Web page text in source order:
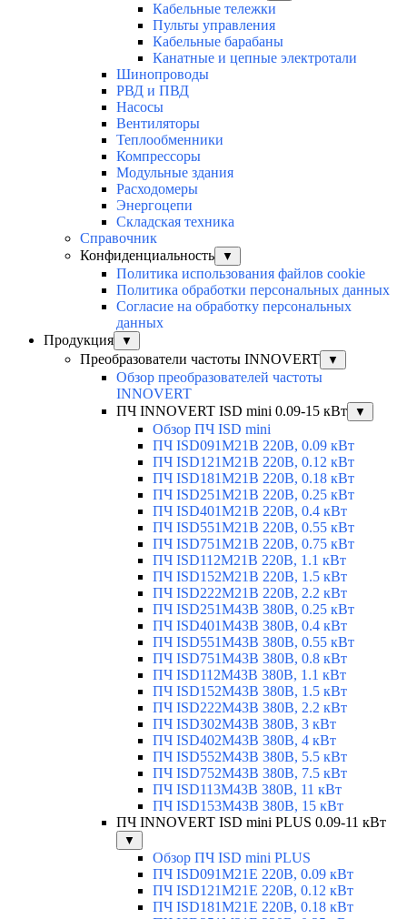
Кабельные тележки
Пульты управления
Кабельные барабаны
Канатные и цепные электротали
Шинопроводы
РВД и ПВД
Насосы
Вентиляторы
Теплообменники
Компрессоры
Модульные здания
Расходомеры
Энергоцепи
Складская техника
Справочник
Конфиденциальность
▼
Политика использования файлов cookie
Политика обработки персональных данных
Согласие на обработку персональных
данных
Продукция
▼
Преобразователи частоты INNOVERT ▼
Обзор преобразователей частоты
INNOVERT
ПЧ INNOVERT ISD mini 0.09-15 кВт
▼
Обзор ПЧ ISD mini
ПЧ ISD091M21B 220В, 0.09 кВт
ПЧ ISD121M21B 220В, 0.12 кВт
ПЧ ISD181M21B 220В, 0.18 кВт
ПЧ ISD251M21B 220В, 0.25 кВт
ПЧ ISD401M21B 220В, 0.4 кВт
ПЧ ISD551M21B 220В, 0.55 кВт
ПЧ ISD751M21B 220В, 0.75 кВт
ПЧ ISD112M21B 220В, 1.1 кВт
ПЧ ISD152M21B 220В, 1.5 кВт
ПЧ ISD222M21B 220В, 2.2 кВт
ПЧ ISD251M43B 380В, 0.25 кВт
ПЧ ISD401M43B 380В, 0.4 кВт
ПЧ ISD551M43B 380В, 0.55 кВт
ПЧ ISD751M43B 380В, 0.8 кВт
ПЧ ISD112M43B 380В, 1.1 кВт
ПЧ ISD152M43B 380В, 1.5 кВт
ПЧ ISD222M43B 380В, 2.2 кВт
ПЧ ISD302M43B 380В, 3 кВт
ПЧ ISD402M43B 380В, 4 кВт
ПЧ ISD552M43B 380В, 5.5 кВт
ПЧ ISD752M43B 380В, 7.5 кВт
ПЧ ISD113M43B 380В, 11 кВт
ПЧ ISD153M43B 380В, 15 кВт
ПЧ INNOVERT ISD mini PLUS 0.09-11 кВт
▼
Обзор ПЧ ISD mini PLUS
ПЧ ISD091M21E 220В, 0.09 кВт
ПЧ ISD121M21E 220В, 0.12 кВт
ПЧ ISD181M21E 220В, 0.18 кВт